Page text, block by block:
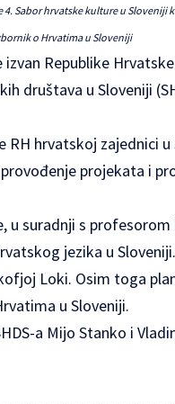
Sabor hrvatske kulture u Sloveniji
o Hrvatima u Sloveniji
Republike
društava u Sloveniji
hrvatskoj zajednici
projekata i
u suradnji s
jezika u
Loki. Osim toga
u Sloveniji.
a Mijo Stanko i